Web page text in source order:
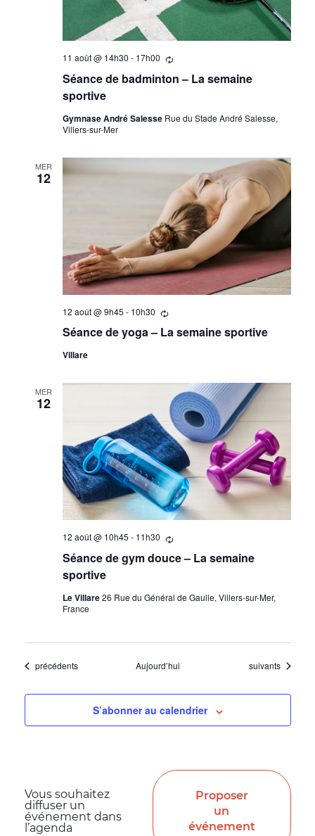
Séance de badminton – La semaine
sportive
11 août @ 14h30 - 17h00
Se
Gymnase André Salesse Rue du Stade André Salesse,
Villers-sur-Mer
MER
12
Séance de yoga – La semaine sportive
12 août @ 9h45 - 10h30
Se
Villare
MER
12
Séance de gym douce – La semaine
sportive
12 août @ 10h45 - 11h30
Se
Le Villare26 Rue du Général de Gaulle, Villers-sur-Mer,
France
Évènements
précédents Aujourd’hui Évènements
suivants
S’abonner au calendrier
Vous souhaitez
diffuser un
événement dans
l’agenda
Proposer
un
événement